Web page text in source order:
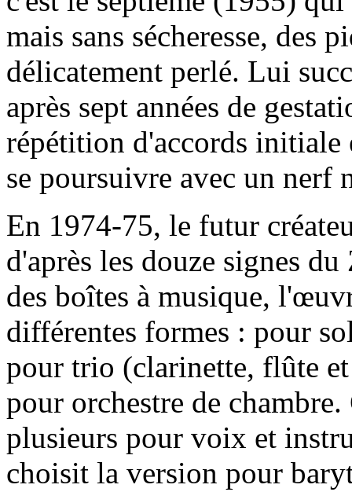
mais sans sécheresse, des
délicatement perlé. Lui
après sept années de
répétition d'accords initiale
se poursuivre avec un nerf
En 1974-75, le futur
d'après les douze signes
des boîtes à musique,
différentes formes : pour
pour trio (clarinette, flûte
pour orchestre de
plusieurs pour voix et
choisit la version pour